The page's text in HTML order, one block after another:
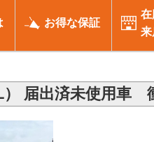
お得な保証
在
来
届出済未使用車